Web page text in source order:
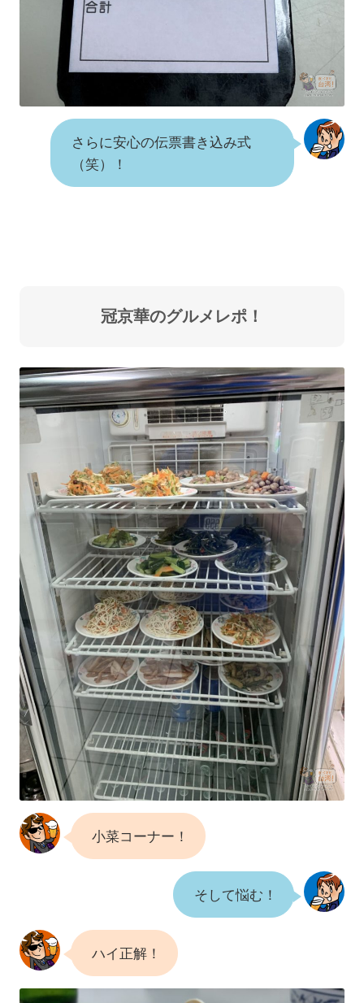
さらに安心の伝票書き込み式
（笑）！
冠京華のグルメレポ！
小菜コーナー！
そして悩む！
ハイ正解！